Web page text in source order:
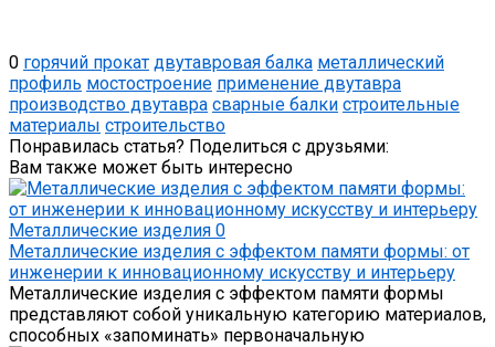
0 горячий прокат двутавровая балка металлический
профиль мостостроение применение двутавра
производство двутавра сварные балки строительные
материалы строительство
Понравилась статья? Поделиться с друзьями:
Вам также может быть интересно
Металлические изделия 0
Металлические изделия с эффектом памяти формы: от
инженерии к инновационному искусству и интерьеру
Металлические изделия с эффектом памяти формы
представляют собой уникальную категорию материалов,
способных «запоминать» первоначальную